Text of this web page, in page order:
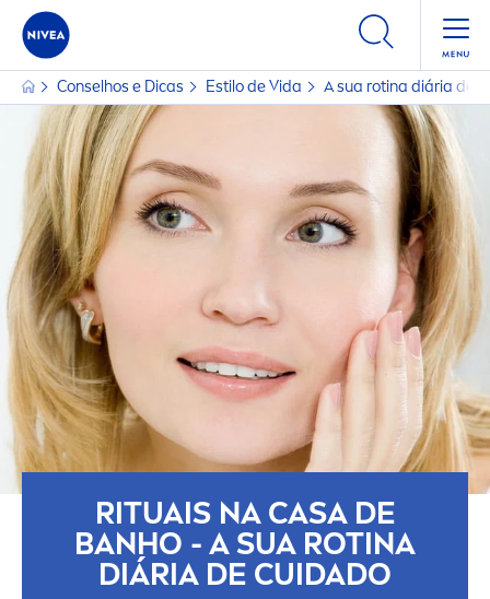
Conselhos e Dicas Estilo de Vida A sua rotina diária de
RITUAIS NA CASA DE
BANHO - A SUA ROTINA
DIÁRIA DE CUIDADO